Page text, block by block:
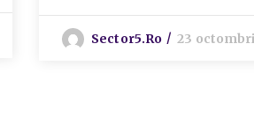
Sector5.ro 23